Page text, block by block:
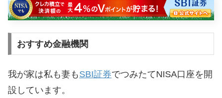
おすすめ金融機関
我が家は私も妻も SBI証券でつみたてNISA口座を開
設しています。